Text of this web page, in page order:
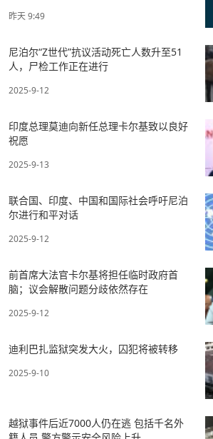
昨天 9:49
尼泊尔“Z世代”抗议活动死亡人数升至51
人，尸检工作正在进行
2025-9-12
印度总理莫迪向新任总理卡尔基致以良好
祝愿
2025-9-13
联合国、印度、中国和国际社会呼吁尼泊
尔进行和平对话
2025-9-12
前首席大法官卡尔基将担任临时政府首
脑；议会解散问题分歧依然存在
2025-9-12
迪利巴扎监狱突发大火，囚犯将被转移
2025-9-10
​越狱事件后近7000人仍在逃 包括千名外